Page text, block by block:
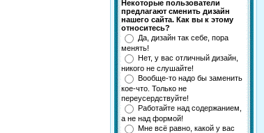
Некоторые пользователи
предлагают сменить дизайн
нашего сайта. Как вы к этому
относитесь?
Да, дизайн так себе, пора
менять!
Нет, у вас отличный дизайн,
никого не слушайте!
Вообще-то надо бы заменить
кое-что. Только не
переусердствуйте!
Работайте над содержанием,
а не над формой!
Мне всё равно, какой у вас